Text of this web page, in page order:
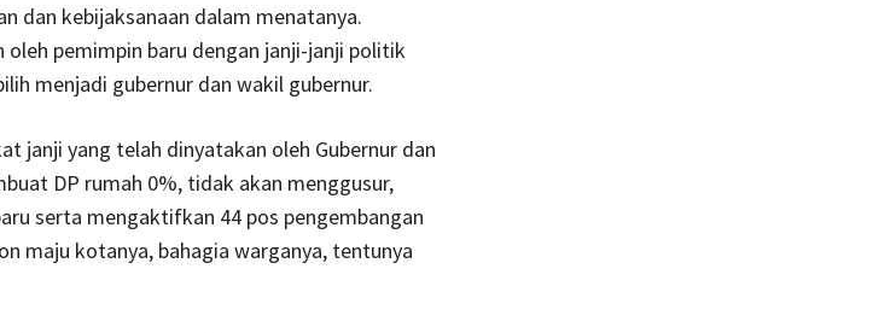
dan kebijaksanaan dalam menatanya.
pemimpin baru dengan janji-janji politik
menjadi gubernur dan wakil gubernur.
janji yang telah dinyatakan oleh Gubernur dan
DP rumah 0%, tidak akan menggusur,
serta mengaktifkan 44 pos pengembangan
maju kotanya, bahagia warganya, tentunya